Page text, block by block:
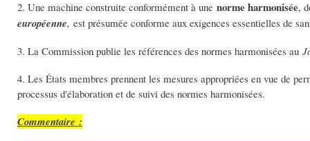
2. Une machine construite conformément à une norme harmonisée,
européenne, est présumée conforme aux exigences essentielles de
3. La Commission publie les références des normes harmonisées au
4. Les États membres prennent les mesures appropriées en vue de
processus d'élaboration et de suivi des normes harmonisées.
Commentaire :